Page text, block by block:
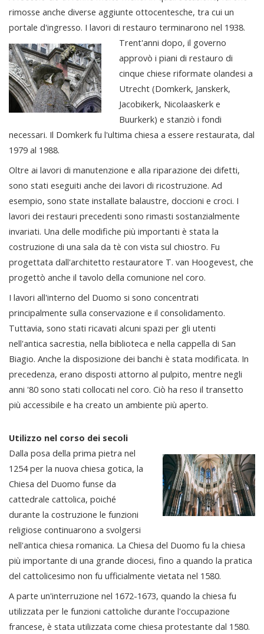
rimosse anche diverse aggiunte ottocentesche, tra cui un
portale d'ingresso. I lavori di restauro terminarono nel 1938.
Trent'anni dopo, il governo
approvò i piani di restauro di
cinque chiese riformate olandesi a
Utrecht (Domkerk, Janskerk,
Jacobikerk, Nicolaaskerk e
Buurkerk) e stanziò i fondi
necessari. Il Domkerk fu l'ultima chiesa a essere restaurata, dal
1979 al 1988.
Oltre ai lavori di manutenzione e alla riparazione dei difetti,
sono stati eseguiti anche dei lavori di ricostruzione. Ad
esempio, sono state installate balaustre, doccioni e croci. I
lavori dei restauri precedenti sono rimasti sostanzialmente
invariati. Una delle modifiche più importanti è stata la
costruzione di una sala da tè con vista sul chiostro. Fu
progettata dall'architetto restauratore T. van Hoogevest, che
progettò anche il tavolo della comunione nel coro.
I lavori all'interno del Duomo si sono concentrati
principalmente sulla conservazione e il consolidamento.
Tuttavia, sono stati ricavati alcuni spazi per gli utenti
nell'antica sacrestia, nella biblioteca e nella cappella di San
Biagio. Anche la disposizione dei banchi è stata modificata. In
precedenza, erano disposti attorno al pulpito, mentre negli
anni '80 sono stati collocati nel coro. Ciò ha reso il transetto
più accessibile e ha creato un ambiente più aperto.
Utilizzo nel corso dei secoli
Dalla posa della prima pietra nel
1254 per la nuova chiesa gotica, la
Chiesa del Duomo funse da
cattedrale cattolica, poiché
durante la costruzione le funzioni
religiose continuarono a svolgersi
nell'antica chiesa romanica. La Chiesa del Duomo fu la chiesa
più importante di una grande diocesi, fino a quando la pratica
del cattolicesimo non fu ufficialmente vietata nel 1580.
A parte un'interruzione nel 1672-1673, quando la chiesa fu
utilizzata per le funzioni cattoliche durante l'occupazione
francese, è stata utilizzata come chiesa protestante dal 1580.